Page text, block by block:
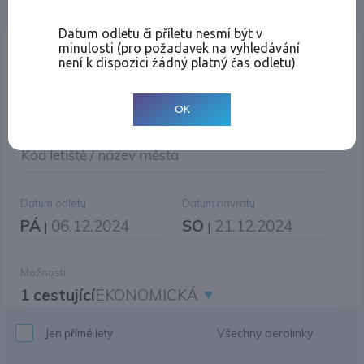
Místo odletu
Kód letiště / název města
Datum odletu
PÁ | 06.12.2024
Datum návratu
SO | 21.12.2024
Možnosti
1 cestujícíEKONOMICKÁ
Jen přímé lety Všechny aerolinky
Datum odletu či příletu nesmí být v
minulosti (pro požadavek na vyhledávání
není k dispozici žádný platný čas odletu)
OK